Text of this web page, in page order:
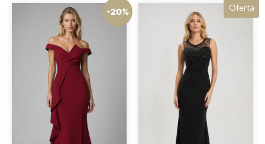
-20% Oferta